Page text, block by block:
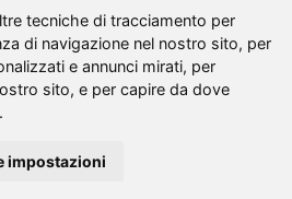
tecniche di tracciamento per
di navigazione nel nostro sito, per
e annunci mirati, per
sito, e per capire da dove
impostazioni
ZI Re Magio con